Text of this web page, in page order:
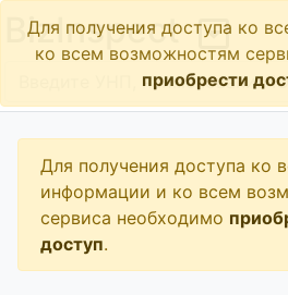
BizInspect
Для получения доступа ко
ко всем возможностям
приобрести
Для получения доступа ко
информации и ко всем
сервиса необходимо
доступ.